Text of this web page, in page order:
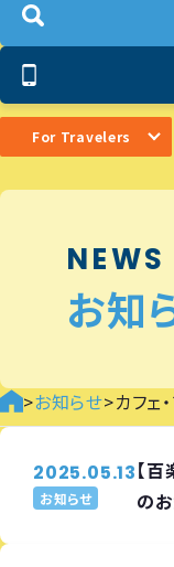
For Travelers
NEWS
お知
>お知らせ>カフェ
2025.05.13
お知らせ
【
の